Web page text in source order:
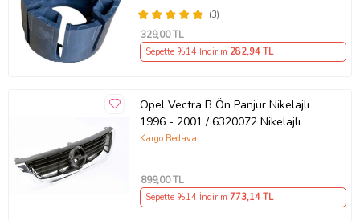
(3)
329,00 TL
Sepette %14 İndirim 282,94 TL
Opel Vectra B Ön Panjur Nikelajlı
1996 - 2001 / 6320072 Nikelajlı
Kargo Bedava
899,00 TL
Sepette %14 İndirim 773,14 TL